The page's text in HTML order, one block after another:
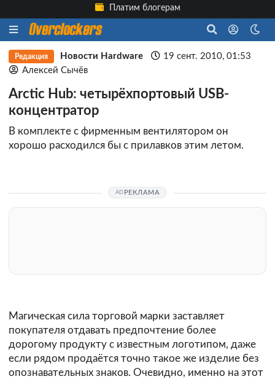
Платим блогерам
Редакция Новости Hardware
19 сент. 2010, 01:53
Алексей Сычёв
Arctic Hub: четырёхпортовый USB-
концентратор
В комплекте с фирменным вентилятором он
хорошо расходился бы с прилавков этим летом.
РЕКЛАМА
Магическая сила торговой марки заставляет
покупателя отдавать предпочтение более
дорогому продукту с известным логотипом, даже
если рядом продаётся точно такое же изделие без
опознавательных знаков. Очевидно, именно на этот